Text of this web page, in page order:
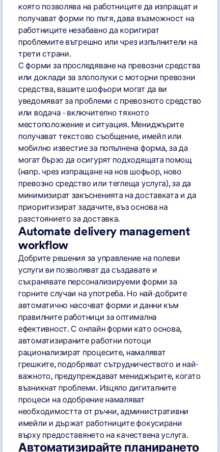
която позволява на работниците да изпращат и
получават форми по пътя, дава възможност на
работниците незабавно да коригират
проблемите вътрешно или чрез изпълнители на
трети страни.
С форми за проследяване на превозни средства
или доклади за злополуки с моторни превозни
средства, вашите шофьори могат да ви
уведомяват за проблеми с превозното средство
или водача - включително тяхното
местоположение и ситуация. Мениджърите
получават текстово съобщение, имейл или
мобилно известие за попълнена форма, за да
могат бързо да осигурят подходящата помощ
(напр. чрез изпращане на нов шофьор, ново
превозно средство или теглеща услуга), за да
минимизират закъсненията на доставката и да
приоритизират задачите, въз основа на
разстоянието за доставка.
Automate delivery management
workflow
Добрите решения за управление на полеви
услуги ви позволяват да създавате и
съхранявате персонализируеми форми за
горните случаи на употреба. Но най-добрите
автоматично насочват форми и данни към
правилните работници за оптимална
ефективност. С онлайн форми като основа,
автоматизираните работни потоци
рационализират процесите, намаляват
грешките, подобряват сътрудничеството и най-
важното, предупреждават мениджърите, когато
възникнат проблеми. Изцяло дигиталните
процеси на одобрение намаляват
необходимостта от ръчни, административни
имейли и държат работниците фокусирани
върху предоставянето на качествена услуга.
Автоматизирайте планирането